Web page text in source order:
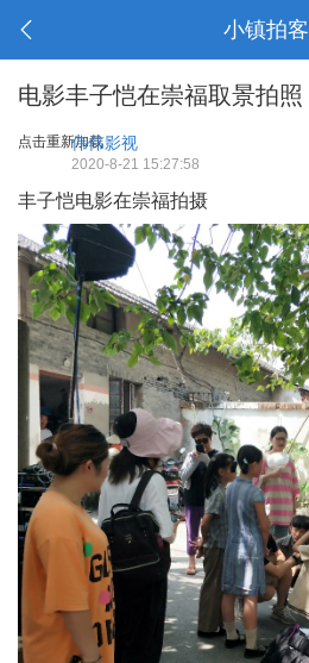
小镇拍客
电影丰子恺在崇福取景拍照
点击重新加载伟伟影视
2020-8-21 15:27:58
丰子恺电影在崇福拍摄